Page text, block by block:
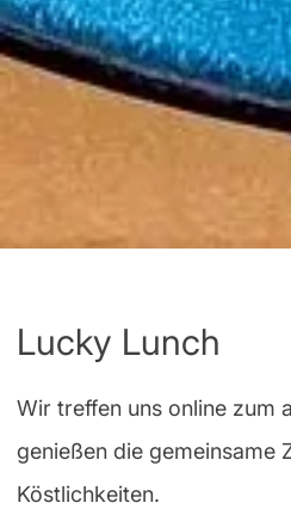
Lucky Lunch
Wir treffen uns online zum
genießen die gemeinsame
Köstlichkeiten.